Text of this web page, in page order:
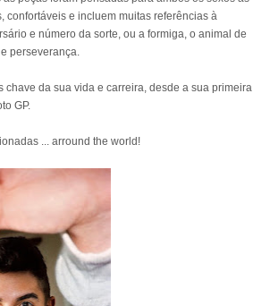
confortáveis e incluem muitas referências à
e número da sorte, ou a formiga, o animal de
perseverança.
da sua vida e carreira, desde a sua primeira
GP.
... arround the world!